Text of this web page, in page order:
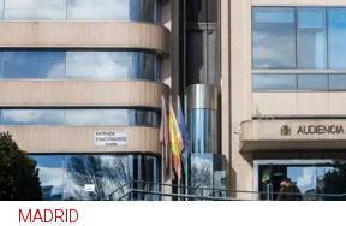
MADRID